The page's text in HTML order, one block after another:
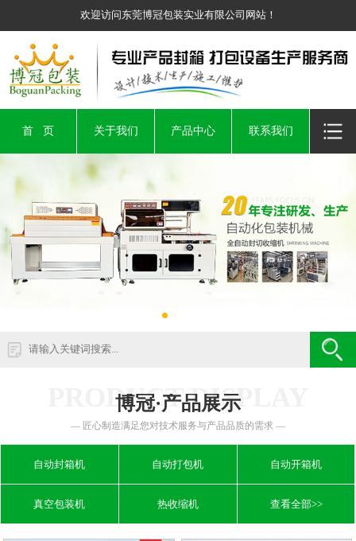
欢迎访问东莞博冠包装实业有限公司网站！
首 页 关于我们 产品中心 联系我们
PRODUCT DISPLAY
博冠·产品展示
— 匠心制造满足您对技术服务与产品品质的需求 —
自动封箱机 自动打包机 自动开箱机
真空包装机 热收缩机 查看全部>>